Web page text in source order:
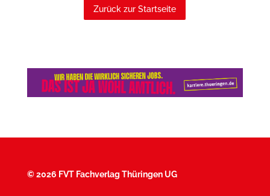
Zurück zur Startseite
©2026 FVT Fachverlag Thüringen UG